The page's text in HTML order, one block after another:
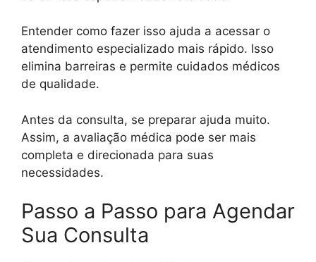
Entender como fazer isso ajuda a acessar o
atendimento especializado mais rápido. Isso
elimina barreiras e permite cuidados médicos
de qualidade.
Antes da consulta, se preparar ajuda muito.
Assim, a avaliação médica pode ser mais
completa e direcionada para suas
necessidades.
Passo a Passo para Agendar
Sua Consulta